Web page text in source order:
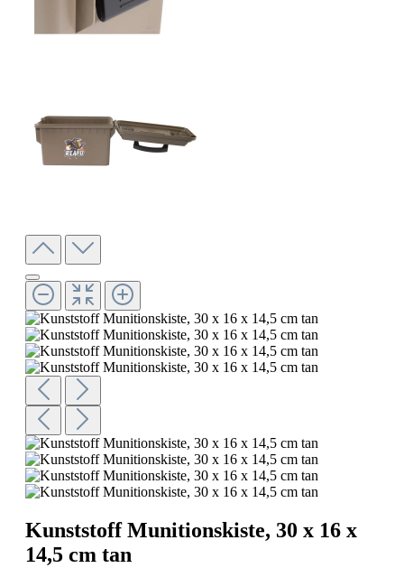
Kunststoff Munitionskiste, 30 x 16 x
14,5 cm tan